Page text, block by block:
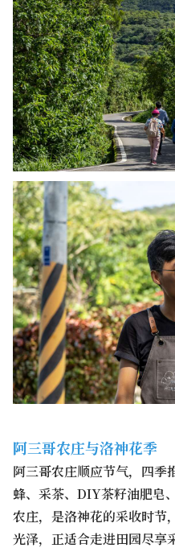
阿三哥农庄与洛神花季
阿三哥农庄顺应节气，四季
蜂、采茶、DIY茶籽油肥皂
农庄，是洛神花的采收时节
光泽，正适合走进田园尽享